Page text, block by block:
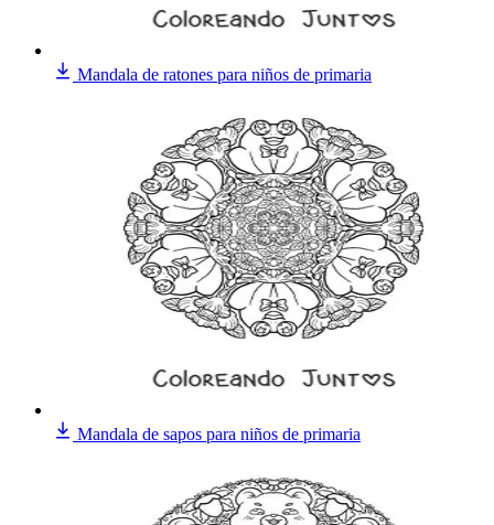
Mandala de ratones para niños de primaria
Mandala de sapos para niños de primaria